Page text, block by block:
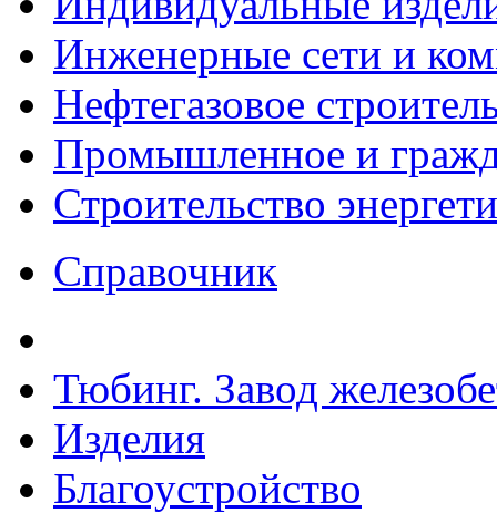
Инженерные сети и
Нефтегазовое
Промышленное и
Строительство
Справочник
Тюбинг. Завод
Изделия
Благоустройство